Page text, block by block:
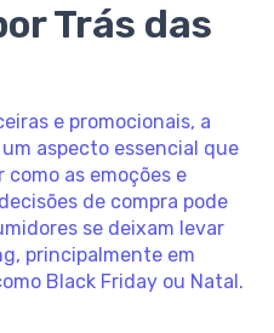
Trás das
e promocionais, a
aspecto essencial que
as emoções e
de compra pode
se deixam levar
principalmente em
Black Friday ou Natal.